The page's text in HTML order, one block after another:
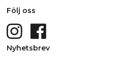
Följ oss
Nyhetsbrev